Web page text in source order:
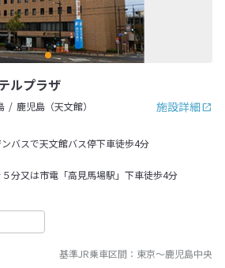
ルプラザ
施設詳細
鹿児島（天文館）
バスで天文館バス停下車徒歩4分
分又は市電「高見馬場駅」下車徒歩4分
基準JR乗車区間： 東京～鹿児島中央